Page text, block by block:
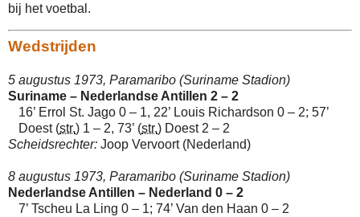
bij het voetbal.
Wedstrijden
5 augustus 1973, Paramaribo (Suriname Stadion)
Suriname – Nederlandse Antillen 2 – 2
16’ Errol St. Jago 0 – 1, 22’ Louis Richardson 0 – 2; 57’
Doest (str.) 1 – 2, 73’ (str.) Doest 2 – 2
Scheidsrechter: Joop Vervoort (Nederland)
8 augustus 1973, Paramaribo (Suriname Stadion)
Nederlandse Antillen – Nederland 0 – 2
7’ Tscheu La Ling 0 – 1; 74’ Van den Haan 0 – 2